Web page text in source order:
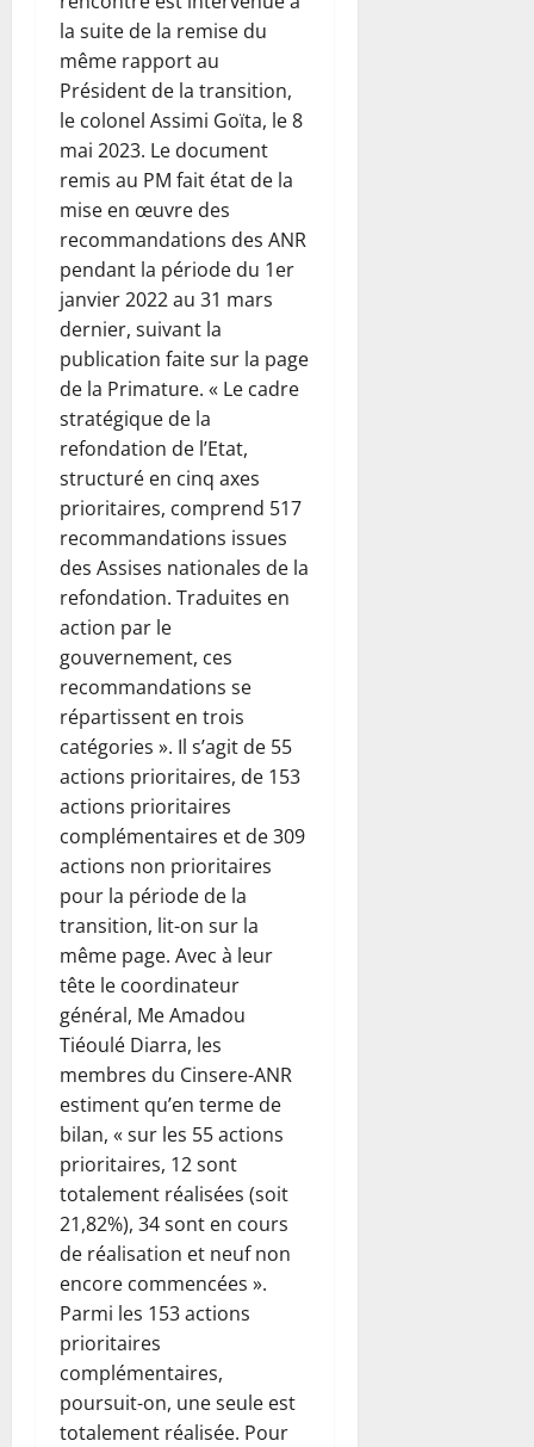
la suite de la remise du
même rapport au
Président de la transition,
le colonel Assimi Goïta, le 8
mai 2023. Le document
remis au PM fait état de la
mise en œuvre des
recommandations des ANR
pendant la période du 1er
janvier 2022 au 31 mars
dernier, suivant la
publication faite sur la page
de la Primature. « Le cadre
stratégique de la
refondation de l’Etat,
structuré en cinq axes
prioritaires, comprend 517
recommandations issues
des Assises nationales de la
refondation. Traduites en
action par le
gouvernement, ces
recommandations se
répartissent en trois
catégories ». Il s’agit de 55
actions prioritaires, de 153
actions prioritaires
complémentaires et de 309
actions non prioritaires
pour la période de la
transition, lit-on sur la
même page. Avec à leur
tête le coordinateur
général, Me Amadou
Tiéoulé Diarra, les
membres du Cinsere-ANR
estiment qu’en terme de
bilan, « sur les 55 actions
prioritaires, 12 sont
totalement réalisées (soit
21,82%), 34 sont en cours
de réalisation et neuf non
encore commencées ».
Parmi les 153 actions
prioritaires
complémentaires,
poursuit-on, une seule est
totalement réalisée. Pour